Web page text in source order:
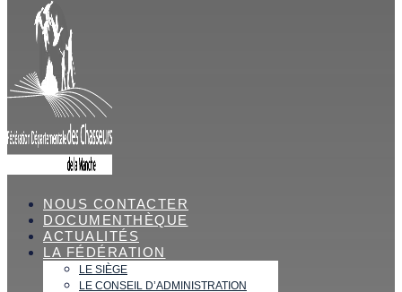
NOUS CONTACTER
DOCUMENTHÈQUE
ACTUALITÉS
LA FÉDÉRATION
LE SIÈGE
LE CONSEIL D’ADMINISTRATION